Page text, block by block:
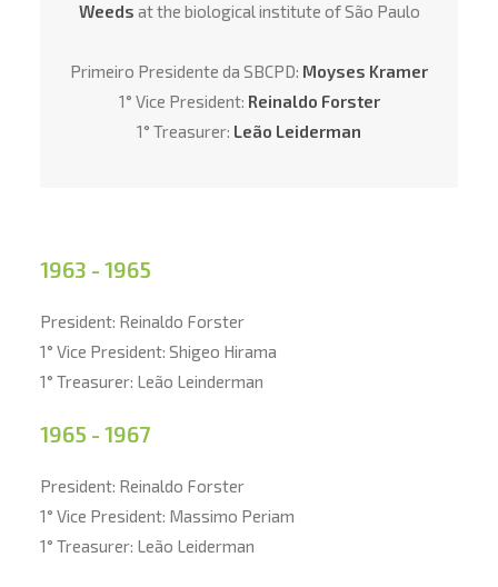
Weeds at the biological institute of São Paulo
Primeiro Presidente da SBCPD: Moyses Kramer
1° Vice President: Reinaldo Forster
1° Treasurer: Leão Leiderman
1963 - 1965
President: Reinaldo Forster
1° Vice President: Shigeo Hirama
1° Treasurer: Leão Leinderman
1965 - 1967
President: Reinaldo Forster
1° Vice President: Massimo Periam
1° Treasurer: Leão Leiderman